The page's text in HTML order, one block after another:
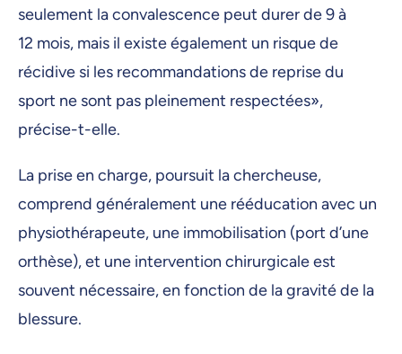
seulement la convalescence peut durer de 9 à
12 mois, mais il existe également un risque de
récidive si les recommandations de reprise du
sport ne sont pas pleinement respectées»,
précise-t-elle.
La prise en charge, poursuit la chercheuse,
comprend généralement une rééducation avec un
physiothérapeute, une immobilisation (port d’une
orthèse), et une intervention chirurgicale est
souvent nécessaire, en fonction de la gravité de la
blessure.